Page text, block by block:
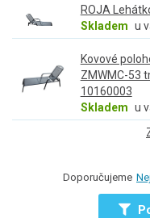
ROJA
Skladem u
Kovové
ZMWMC-53
10160003
Skladem u
Doporučujeme